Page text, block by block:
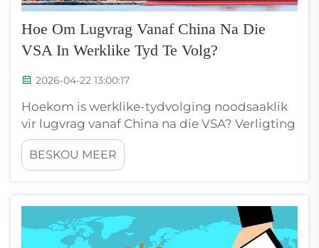
Hoe Om Lugvrag Vanaf China Na Die
VSA In Werklike Tyd Te Volg?
2026-04-22 13:00:17
Hoekom is werklike-tydvolging noodsaaklik
vir lugvrag vanaf China na die VSA? Verligting
van vertragings en verbetering van die
veerkragtigheid van die voorradeketting.
Werklike-tydvolging transformeer die manier
VSA bestuur—deur onmiddellike sigbaarheid
van die versending se ligging en...
BESKOU MEER